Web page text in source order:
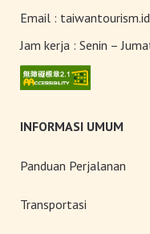
Email :
Jam kerja : Senin –
INFORMASI UMUM
Panduan Perjalanan
Transportasi